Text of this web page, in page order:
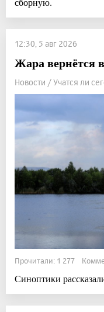
12:30, 5 авг 2026
Жара вернётся
Новости / Учатся ли
Прочитали: 1 277
Синоптики